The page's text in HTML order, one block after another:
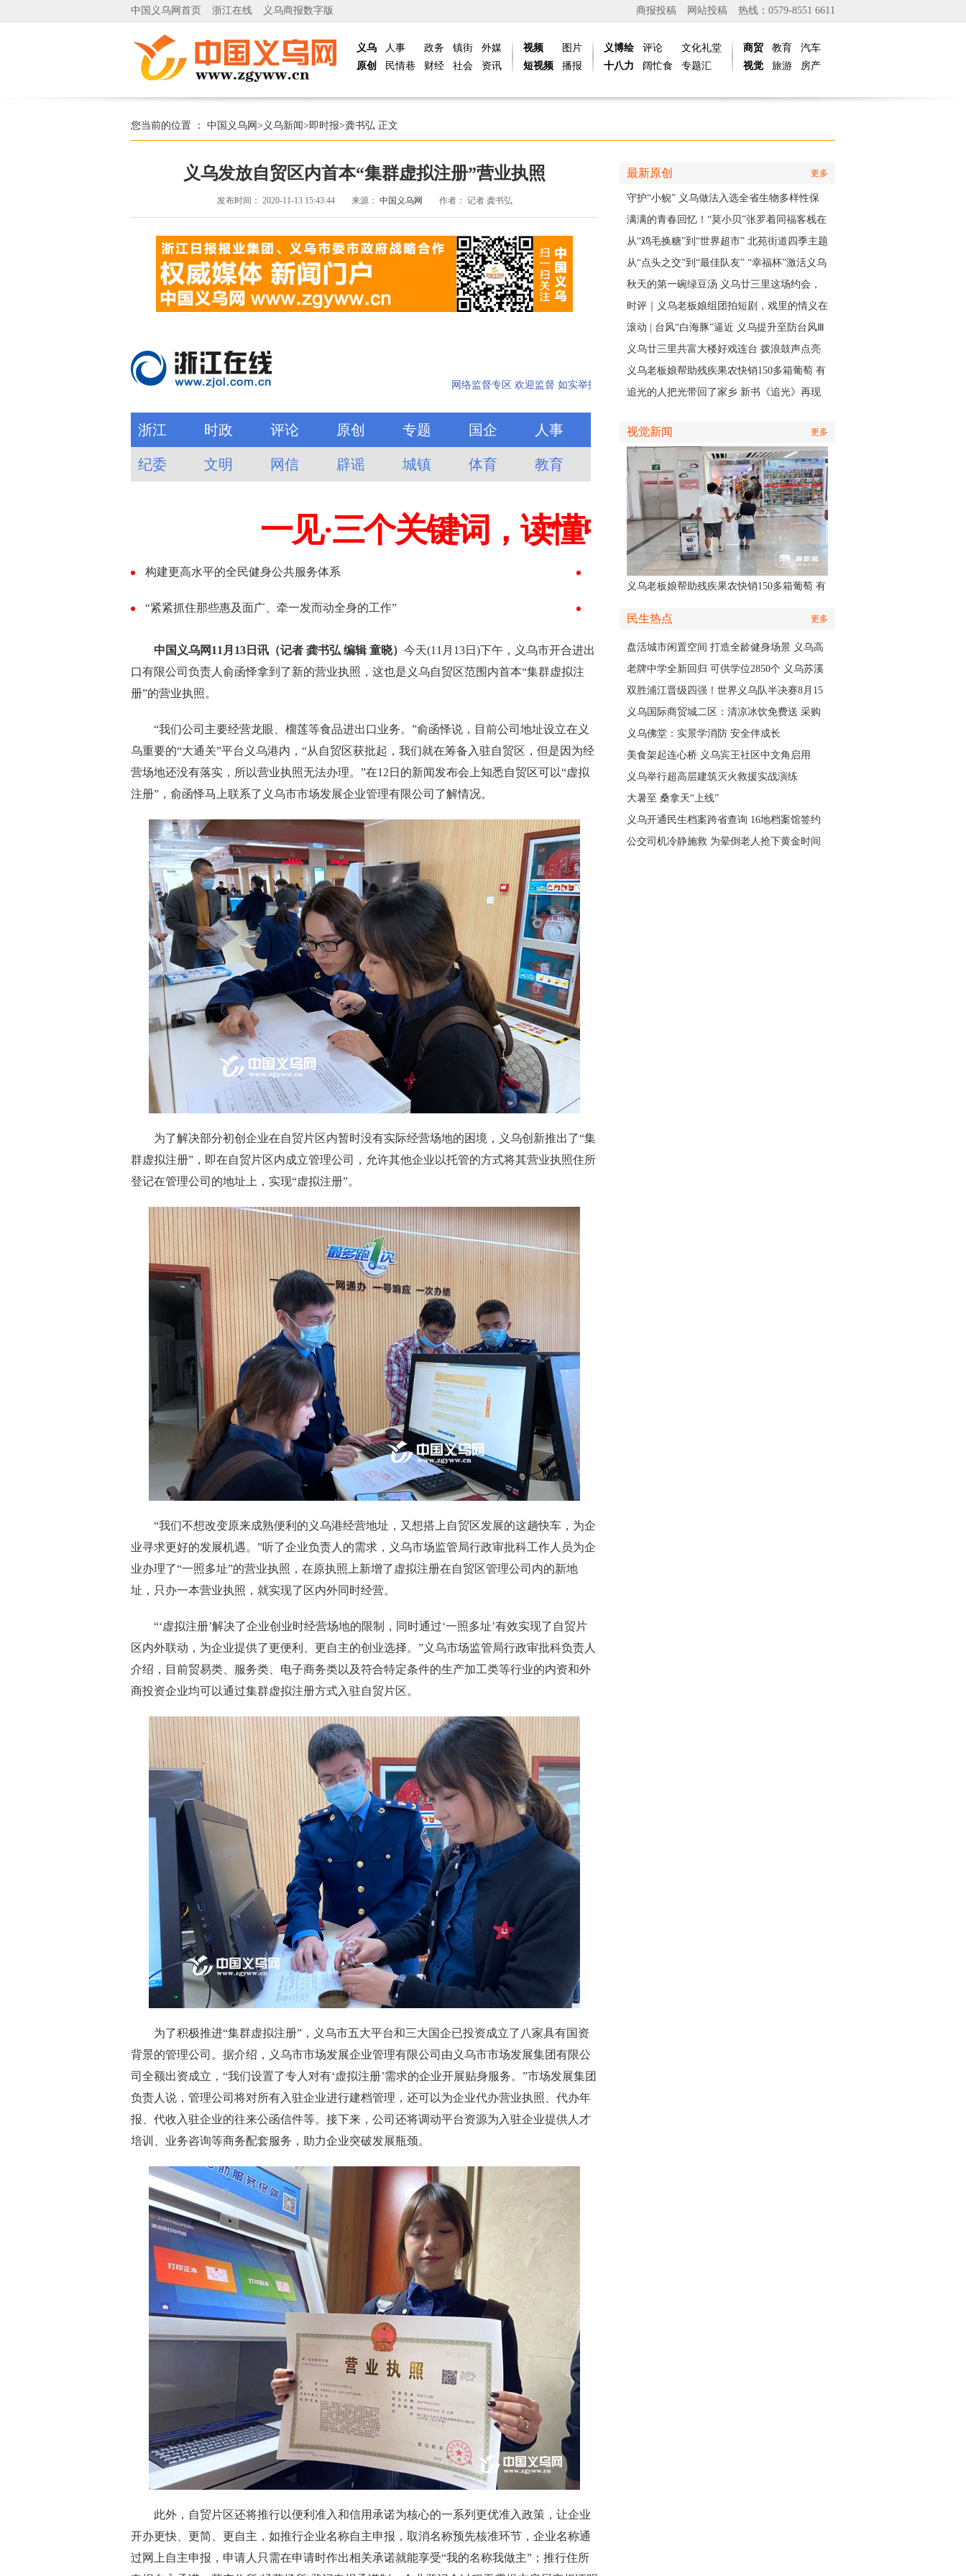
中国义乌网首页 浙江在线 义乌商报数字版 热线：0579-8551 6611
网站投稿
商报投稿
义乌
原创
人事
民情巷
政务
财经
镇街
社会
外媒
资讯
视频
短视频
图片
播报
义博绘
十八力
评论
阔忙食
文化礼堂
专题汇
商贸
视觉
教育
旅游
汽车
房产
您当前的位置 ： 中国义乌网 > 义乌新闻>即时报>龚书弘 正文
义乌发放自贸区内首本“集群虚拟注册”营业执照
发布时间： 2020-11-13 15:43:44 来源： 中国义乌网 作者： 记者 龚书弘
中国义乌网11月13日讯（记者 龚书弘 编辑 童晓） 今天(11月13日)下午，义乌市开合进出
口有限公司负责人俞函怿拿到了新的营业执照，这也是义乌自贸区范围内首本“集群虚拟注
册”的营业执照。
“我们公司主要经营龙眼、榴莲等食品进出口业务。”俞函怿说，目前公司地址设立在义
乌重要的“大通关”平台义乌港内，“从自贸区获批起，我们就在筹备入驻自贸区，但是因为经
营场地还没有落实，所以营业执照无法办理。”在12日的新闻发布会上知悉自贸区可以“虚拟
注册”，俞函怿马上联系了义乌市市场发展企业管理有限公司了解情况。
为了解决部分初创企业在自贸片区内暂时没有实际经营场地的困境，义乌创新推出了“集
群虚拟注册”，即在自贸片区内成立管理公司，允许其他企业以托管的方式将其营业执照住所
登记在管理公司的地址上，实现“虚拟注册”。
“我们不想改变原来成熟便利的义乌港经营地址，又想搭上自贸区发展的这趟快车，为企
业寻求更好的发展机遇。”听了企业负责人的需求，义乌市场监管局行政审批科工作人员为企
业办理了“一照多址”的营业执照，在原执照上新增了虚拟注册在自贸区管理公司内的新地
址，只办一本营业执照，就实现了区内外同时经营。
“‘虚拟注册’解决了企业创业时经营场地的限制，同时通过‘一照多址’有效实现了自贸片
区内外联动，为企业提供了更便利、更自主的创业选择。”义乌市场监管局行政审批科负责人
介绍，目前贸易类、服务类、电子商务类以及符合特定条件的生产加工类等行业的内资和外
商投资企业均可以通过集群虚拟注册方式入驻自贸片区。
为了积极推进“集群虚拟注册”，义乌市五大平台和三大国企已投资成立了八家具有国资
背景的管理公司。据介绍，义乌市市场发展企业管理有限公司由义乌市市场发展集团有限公
司全额出资成立，“我们设置了专人对有‘虚拟注册’需求的企业开展贴身服务。”市场发展集团
负责人说，管理公司将对所有入驻企业进行建档管理，还可以为企业代办营业执照、代办年
报、代收入驻企业的往来公函信件等。接下来，公司还将调动平台资源为入驻企业提供人才
培训、业务咨询等商务配套服务，助力企业突破发展瓶颈。
此外，自贸片区还将推行以便利准入和信用承诺为核心的一系列更优准入政策，让企业
开办更快、更简、更自主，如推行企业名称自主申报，取消名称预先核准环节，企业名称通
过网上自主申报，申请人只需在申请时作出相关承诺就能享受“我的名称我做主”；推行住所
最新原创 更多
守护“小鲵” 义乌做法入选全省生物多样性保
护实践成果
满满的青春回忆！“莫小贝”张罗着同福客栈在
义乌再“开张”
从“鸡毛换糖”到“世界超市” 北苑街道四季主题
展再现义乌印记
从“点头之交”到“最佳队友” “幸福杯”激活义乌
稠江邻里情
秋天的第一碗绿豆汤 义乌廿三里这场约会，
主角是快递小哥
时评｜义乌老板娘组团拍短剧，戏里的情义在
现实中有了回响
滚动 | 台风“白海豚”逼近 义乌提升至防台风Ⅲ
级应急响应
义乌廿三里共富大楼好戏连台 拨浪鼓声点亮
乡村之夜
义乌老板娘帮助残疾果农快销150多箱葡萄 有
人认出她还主演了部短剧
追光的人把光带回了家乡 新书《追光》再现
视觉新闻 更多
义乌老板娘帮助残疾果农快销150多箱葡萄 有
民生热点 更多
盘活城市闲置空间 打造全龄健身场景 义乌高
质量落地省级文体民生实事
老牌中学全新回归 可供学位2850个 义乌苏溪
中学9月投用
双胜浦江晋级四强！世界义乌队半决赛8月15
日主场开打
义乌国际商贸城二区：清凉冰饮免费送 采购
商可就近领取
义乌佛堂：实景学消防 安全伴成长
美食架起连心桥 义乌宾王社区中文角启用
义乌举行超高层建筑灭火救援实战演练
大暑至 桑拿天“上线”
义乌开通民生档案跨省查询 16地档案馆签约
合作
公交司机冷静施救 为晕倒老人抢下黄金时间